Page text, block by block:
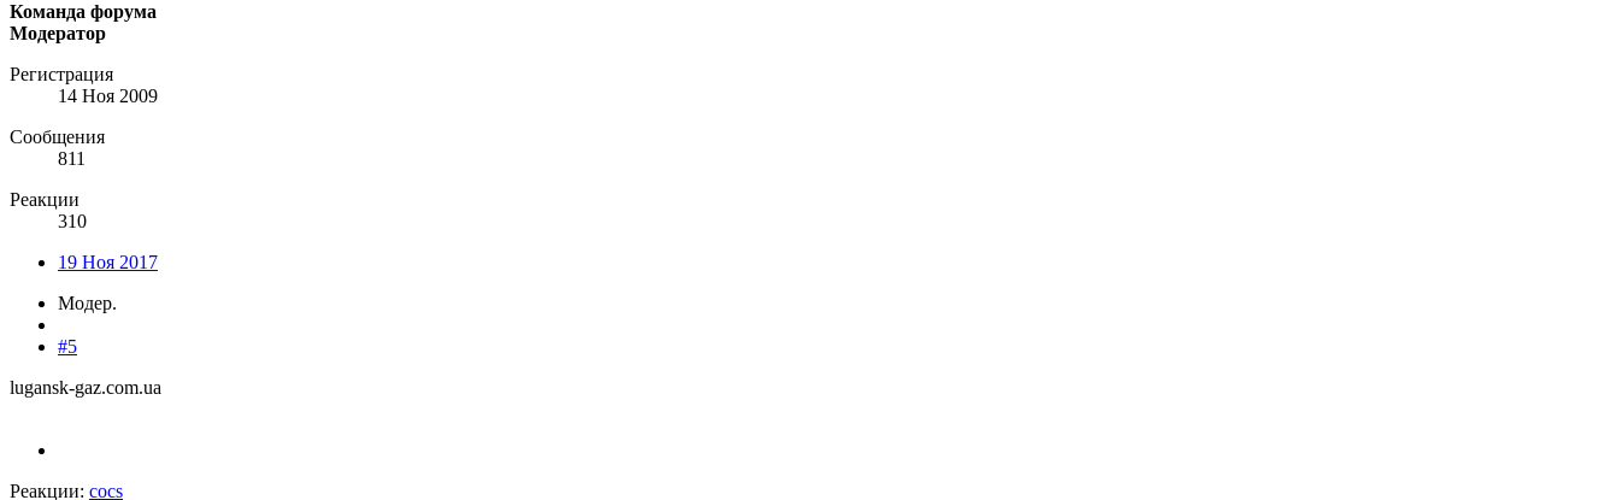
Команда форума
Модератор
Регистрация
14 Ноя 2009
Сообщения
811
Реакции
310
19 Ноя 2017
Модер.
#5
lugansk-gaz.com.ua
Реакции: cocs